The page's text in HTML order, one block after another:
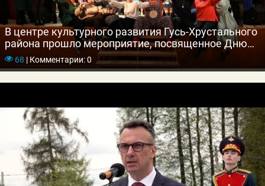
В центре культурного развития Гусь-Хрустального
района прошло мероприятие, посвященное Дню
работника культуры
68 |Комментарии: 0